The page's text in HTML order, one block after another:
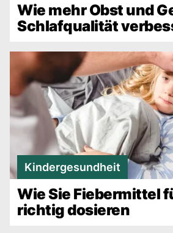
Wie mehr Obst und
Schlafqualität
Kindergesundheit
Wie Sie Fiebermittel
richtig dosieren